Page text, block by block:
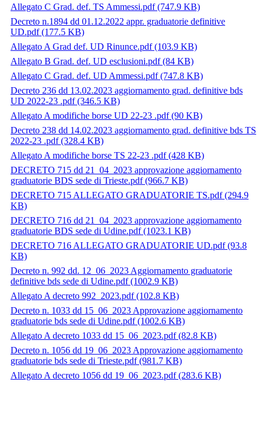
Allegato C Grad. def. TS Ammessi.pdf(747.9 KB)
Decreto n.1894 dd 01.12.2022 appr. graduatorie definitive
UD.pdf(177.5 KB)
Allegato A Grad def. UD Rinunce.pdf(103.9 KB)
Allegato B Grad. def. UD esclusioni.pdf(84 KB)
Allegato C Grad. def. UD Ammessi.pdf(747.8 KB)
Decreto 236 dd 13.02.2023 aggiornamento grad. definitive bds
UD 2022-23 .pdf(346.5 KB)
Allegato A modifiche borse UD 22-23 .pdf(90 KB)
Decreto 238 dd 14.02.2023 aggiornamento grad. definitive bds TS
2022-23 .pdf(328.4 KB)
Allegato A modifiche borse TS 22-23 .pdf(428 KB)
DECRETO 715 dd 21_04_2023 approvazione aggiornamento
graduatorie BDS sede di Trieste.pdf(966.7 KB)
DECRETO 715 ALLEGATO GRADUATORIE TS.pdf(294.9
KB)
DECRETO 716 dd 21_04_2023 approvazione aggiornamento
graduatorie BDS sede di Udine.pdf(1023.1 KB)
DECRETO 716 ALLEGATO GRADUATORIE UD.pdf(93.8
KB)
Decreto n. 992 dd. 12_06_2023 Aggiornamento graduatorie
definitive bds sede di Udine.pdf(1002.9 KB)
Allegato A decreto 992_2023.pdf(102.8 KB)
Decreto n. 1033 dd 15_06_2023 Approvazione aggiornamento
graduatorie bds sede di Udine.pdf(1002.6 KB)
Allegato A decreto 1033 dd 15_06_2023.pdf(82.8 KB)
Decreto n. 1056 dd 19_06_2023 Approvazione aggiornamento
graduatorie bds sede di Trieste.pdf(981.7 KB)
Allegato A decreto 1056 dd 19_06_2023.pdf(283.6 KB)